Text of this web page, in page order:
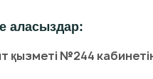
аласыздар:
қызметі №244